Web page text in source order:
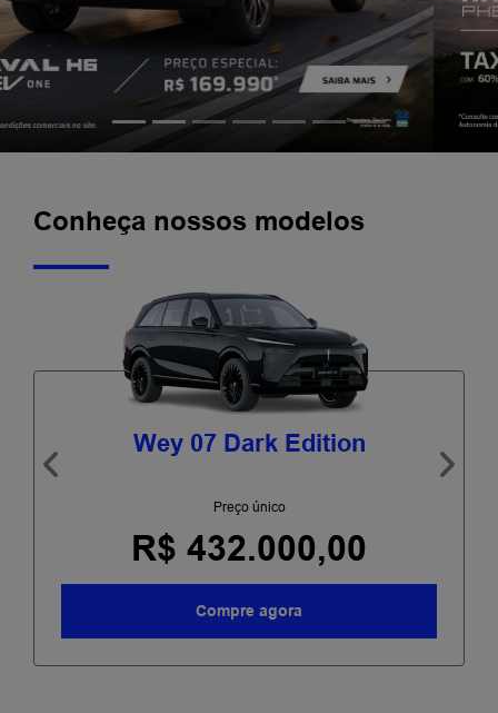
Conheça nossos modelos
Wey 07 Dark Edition
Preço único
R$ 432.000,00
Compre agora
Anterior